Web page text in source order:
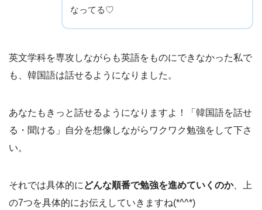
なってる♡
英文学科を専攻しながらも英語をものにできなかった私で
も、韓国語は話せるようになりました。
あなたもきっと話せるようになりますよ！「韓国語を話せ
る・聞ける」自分を想像しながらワクワク勉強をして下さ
い。
それでは具体的に どんな順番で勉強を進めていくのか、上
の7つを具体的にお伝えしていきますね(*^^*)